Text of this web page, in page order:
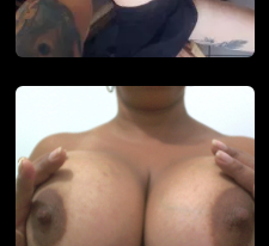
zu speichern.
Sie über diese
Sie
ob diese gute oder
Verwenden Sie
nie Ihren Nachnamen,
oder Arbeitsanschrift,
auf Sie